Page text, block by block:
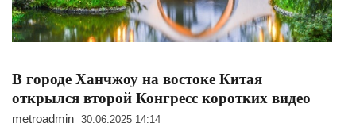
В городе Ханчжоу на востоке Китая
открылся второй Конгресс коротких видео
metroadmin 30.06.2025 14:14